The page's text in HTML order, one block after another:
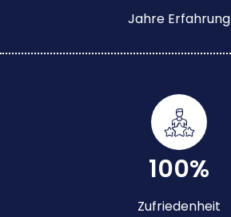
Jahre Erfahrung
100%
Zufriedenheit